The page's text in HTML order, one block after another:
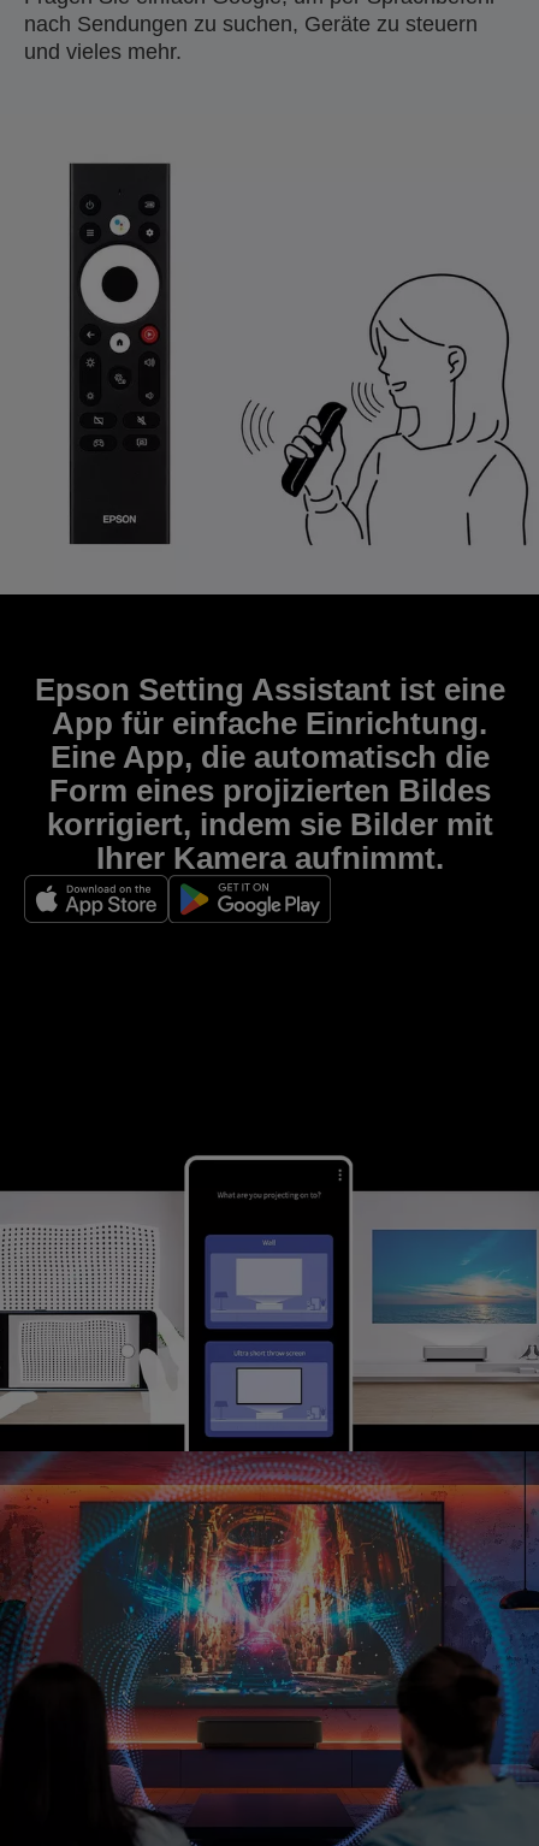
nach Sendungen zu suchen, Geräte zu steuern
und vieles mehr.
Epson Setting Assistant ist eine
App für einfache Einrichtung.
Eine App, die automatisch die
Form eines projizierten Bildes
korrigiert, indem sie Bilder mit
Ihrer Kamera aufnimmt.